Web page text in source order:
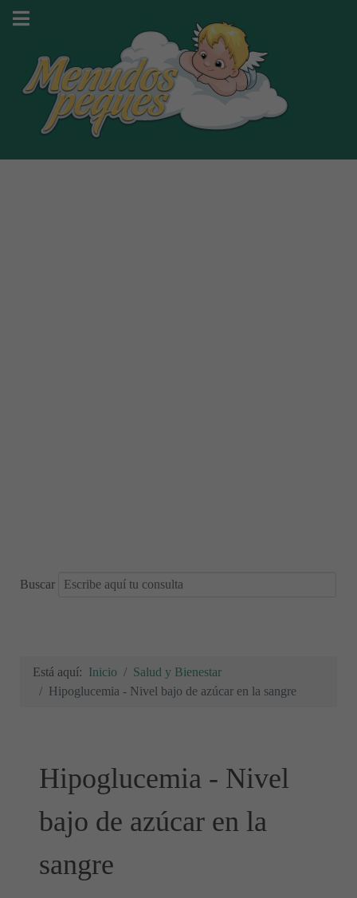
Buscar
Está aquí: Inicio
Salud y Bienestar
Hipoglucemia - Nivel bajo de azúcar en la sangre
Hipoglucemia - Nivel
bajo de azúcar en la
sangre